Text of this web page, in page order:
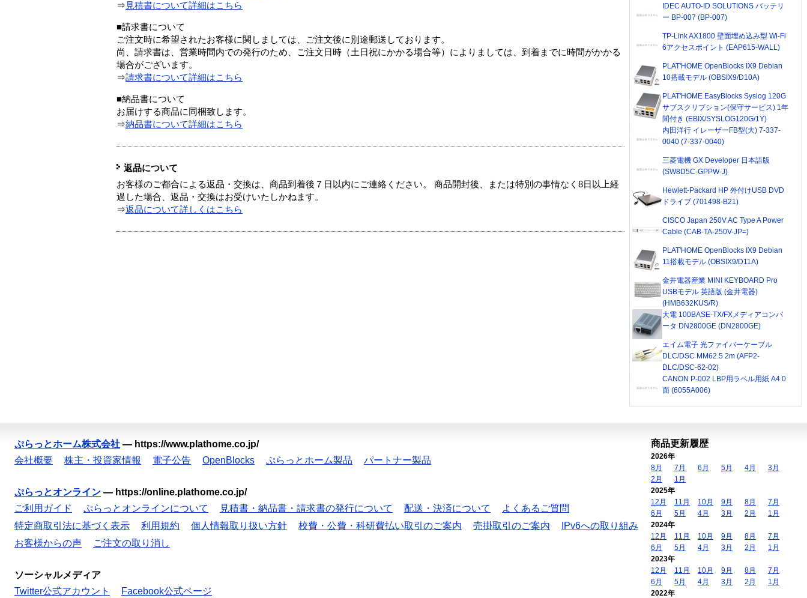
⇒ 見積書について詳細はこちら
■請求書について
ご注文時に希望されたお客様に関しましては、ご注文後に別途郵送しております。
尚、請求書は、営業時間内での発行のため、ご注文日時（土日祝にかかる場合等）によりましては、到着までに時間がかかる
場合がございます。
⇒請求書について詳細はこちら
■納品書について
お届けする商品に同梱致します。
⇒納品書について詳細はこちら
返品について
お客様のご都合による返品・交換は、商品到着後７日以内にご連絡ください。 商品開封後、または特別の事情なく8日以上経
過した場合、返品・交換はお受けいたしかねます。
⇒返品について詳しくはこちら
IDEC AUTO-ID SOLUTIONS バッテリ
ー BP-007 (BP-007)
TP-Link AX1800 壁面埋め込み型 Wi-Fi
6アクセスポイント (EAP615-WALL)
PLAT'HOME OpenBlocks IX9 Debian
10搭載モデル (OBSIX9/D10A)
PLAT'HOME EasyBlocks Syslog 120G
サブスクリプション(保守サービス) 1年
間付き (EBIX/SYSLOG120G/1Y)
内田洋行 イレーザーFB型(大) 7-337-
0040 (7-337-0040)
三菱電機 GX Developer 日本語版
(SW8D5C-GPPW-J)
Hewlett-Packard HP 外付けUSB DVD
ドライブ (701498-B21)
CISCO Japan 250V AC Type A Power
Cable (CAB-TA-250V-JP=)
PLAT'HOME OpenBlocks IX9 Debian
11搭載モデル (OBSIX9/D11A)
金井電器産業 MINI KEYBOARD Pro
USBモデル 英語版 (金井電器)
(HMB632KUS/R)
大電 100BASE-TX/FXメディアコンバ
ータ DN2800GE (DN2800GE)
エイム電子 光ファイバーケーブル
DLC/DSC MM62.5 2m (AFP2-
DLC/DSC-62-02)
CANON P-002 LBP用ラベル用紙 A4 0
面 (6055A006)
ぷらっとホーム株式会社 — https://www.plathome.co.jp/
会社概要
株主・投資家情報 電子公告 OpenBlocks ぷらっとホーム製品 パートナー製品
ぷらっとオンライン — https://online.plathome.co.jp/
ご利用ガイド
ぷらっとオンラインについて 見積書・納品書・請求書の発行について 配送・決済について
よくあるご質問
特定商取引法に基づく表示
利用規約 個人情報取り扱い方針 校費・公費・科研費払い取引のご案内 売掛取引のご案内
IPv6への取り組み
お客様からの声
ご注文の取り消し
ソーシャルメディア
Twitter公式アカウント
Facebook公式ページ
商品更新履歴
2026年
8月
7月 6月 5月 4月
3月
2月
1月
2025年
12月
11月 10月 9月 8月
7月
6月
5月 4月 3月 2月
1月
2024年
12月
11月 10月 9月 8月
7月
6月
5月 4月 3月 2月
1月
2023年
12月
11月 10月 9月 8月
7月
6月
5月 4月 3月 2月
1月
2022年